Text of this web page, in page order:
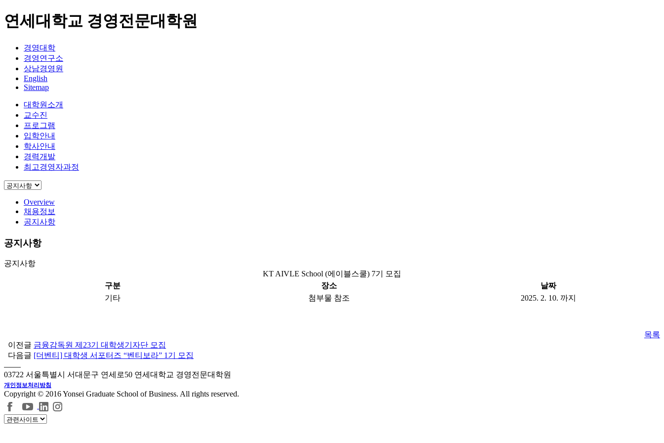
연세대학교 경영전문대학원
경영대학
경영연구소
상남경영원
English
Sitemap
대학원소개
교수진
프로그램
입학안내
학사안내
경력개발
최고경영자과정
Overview
채용정보
공지사항
공지사항
공지사항
KT AIVLE School (에이블스쿨) 7기 모집
구분
장소
날짜
기타
첨부물 참조 2025. 2. 10. 까지
목록
이전글 금융감독원 제23기 대학생기자단 모집
다음글 [더벤티] 대학생 서포터즈 “벤티보라” 1기 모집
03722 서울특별시 서대문구 연세로50 연세대학교 경영전문대학원
개인정보처리방침
Copyright © 2016 Yonsei Graduate School of Business. All rights reserved.